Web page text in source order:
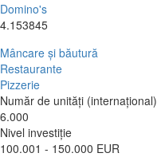
Domino's
4.153845
Mâncare și băutură
Restaurante
Pizzerie
Număr de unități (internațional)
6.000
Nivel investiție
100.001 - 150.000 EUR